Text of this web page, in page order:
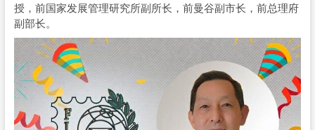
授，前国家发展管理研究所副所长，前曼谷副市长，前总理府
副部长。